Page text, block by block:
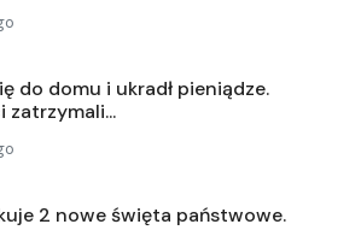
do domu i ukradł pieniądze.
zatrzymali...
2 nowe święta państwowe.